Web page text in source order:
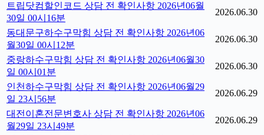
트립닷컴할인코드 상담 전 확인사항 2026년06월
30일 00시16분
2026.06.30
동대문구하수구막힘 상담 전 확인사항 2026년06
월30일 00시12분
2026.06.30
중랑하수구막힘 상담 전 확인사항 2026년06월30
일 00시01분
2026.06.30
인천하수구막힘 상담 전 확인사항 2026년06월29
일 23시56분
2026.06.29
대전이혼전문변호사 상담 전 확인사항 2026년06
월29일 23시49분
2026.06.29